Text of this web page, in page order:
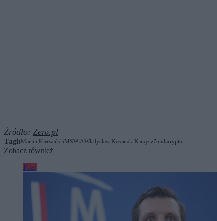
Źródło: Zero.pl
Tagi: Marcin KierwińskiMSWiAWładysław Kosiniak-KamyszZondacrypto
Zobacz również
Kraj